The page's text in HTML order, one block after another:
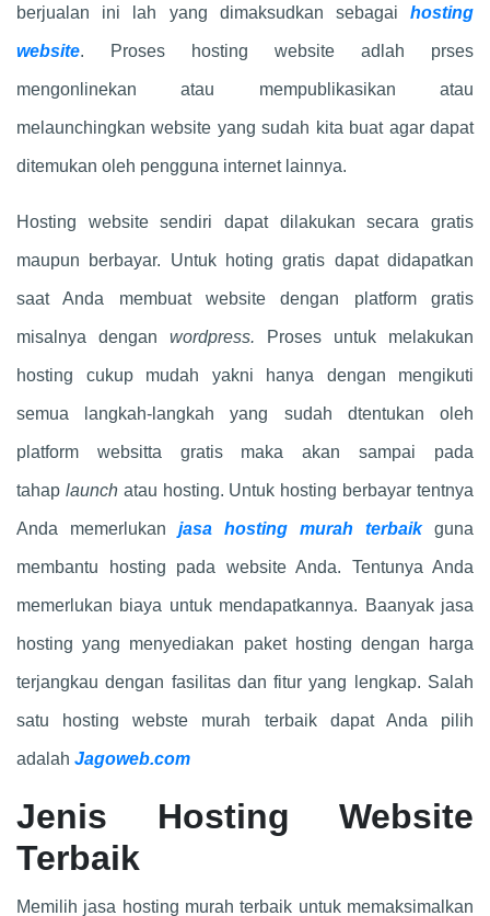
berjualan ini lah yang dimaksudkan sebagai hosting
website. Proses hosting website adlah prses
mengonlinekan atau mempublikasikan atau
melaunchingkan website yang sudah kita buat agar dapat
ditemukan oleh pengguna internet lainnya.
Hosting website sendiri dapat dilakukan secara gratis
maupun berbayar. Untuk hoting gratis dapat didapatkan
saat Anda membuat website dengan platform gratis
misalnya dengan wordpress. Proses untuk melakukan
hosting cukup mudah yakni hanya dengan mengikuti
semua langkah-langkah yang sudah dtentukan oleh
platform websitta gratis maka akan sampai pada
tahap launch atau hosting. Untuk hosting berbayar tentnya
Anda memerlukan jasa hosting murah terbaikguna
membantu hosting pada website Anda. Tentunya Anda
memerlukan biaya untuk mendapatkannya. Baanyak jasa
hosting yang menyediakan paket hosting dengan harga
terjangkau dengan fasilitas dan fitur yang lengkap. Salah
satu hosting webste murah terbaik dapat Anda pilih
adalah Jagoweb.com
Jenis Hosting Website
Terbaik
Memilih jasa hosting murah terbaik untuk memaksimalkan